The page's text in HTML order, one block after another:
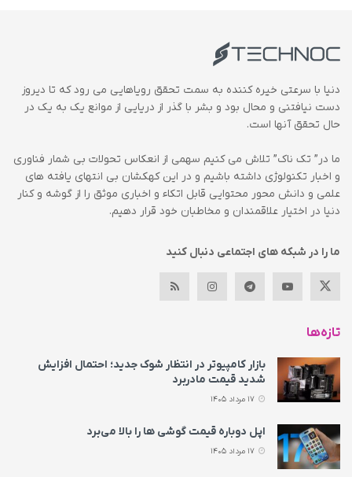
دنیا با سرعتی خیره کننده به سمت تحقق رویاهایی می رود که تا دیروز
دست نیافتنی و محال بود و بشر با گذر از دریایی از موانع یک به یک در
حال تحقق آنها است.
ما در” تک ناک” تلاش می کنیم سهمی از انعکاس تحولات بی شمار فناوری
و اخبار تکنولوژی داشته باشیم و در این کهکشان بی انتهای یافته های
علمی و دانش محور محتوایی قابل اتکاء و اخباری موثق را از گوشه و کنار
دنیا در اختیار علاقمندان و مخاطبان خود قرار دهیم.
ما را در شبکه های اجتماعی دنبال کنید
تازه‌ها
بازار کامپیوتر در انتظار شوک جدید؛ احتمال افزایش
شدید قیمت مادربرد
اپل دوباره قیمت‌ گوشی ها را بالا می‌برد